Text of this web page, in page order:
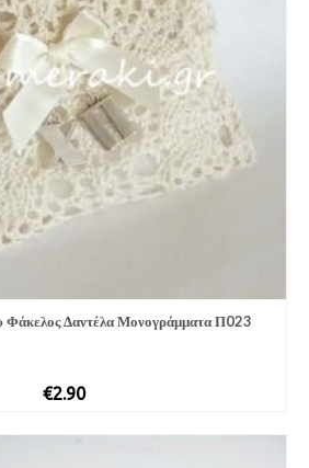
Φάκελος Δαντέλα Μονογράμματα Π023
€2.90